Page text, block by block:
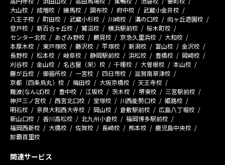
大山校
成増校 練馬校 調布校 府中校
武蔵小金井校
八王子校
町田校 武蔵小杉校 川崎校 溝の口校
向ヶ丘遊園校
登戸校
新百合ヶ丘校 鷺沼校 横浜駅前校
桜木町校
センター北校
あざみ野校 鶴見校 京急久里浜校
大和校
本厚木校
東戸塚校 藤沢校 平塚校 新潟校 富山校
金沢校
長野校
松本校 岐阜校 静岡駅前校 浜松校 豊橋校
岡崎校
刈谷校
金山校 名古屋（栄）校 千種校 大曽根校
本山校
藤が丘校
御器所校 一宮校 四日市校
滋賀南草津校
京都（四条烏丸）校
梅田校 大阪京橋校
天王寺校
難波(なんば)校
豊中校 江坂校 茨木校 堺東校
三宮駅前校
神戸三ノ宮校
西宮北口校 宝塚校 川西能勢口校
姫路校
明石校
奈良大和西大寺校 岡山校 倉敷駅前校
広島八丁堀校
新山口校
香川高松校 北九州小倉校
福岡博多駅前校
福岡西新校
大橋校 佐賀校 長崎校 熊本校
鹿児島中央校
那覇首里校
関連サービス